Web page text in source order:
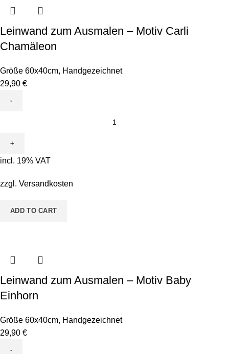
Leinwand zum Ausmalen – Motiv Carli
Chamäleon
Größe 60x40cm, Handgezeichnet
29,90 €
Ausmalen
-
Carli
quantity
incl. 19% VAT
zzgl. Versandkosten
ADD TO CART
Leinwand zum Ausmalen – Motiv Baby
Einhorn
Größe 60x40cm, Handgezeichnet
29,90 €